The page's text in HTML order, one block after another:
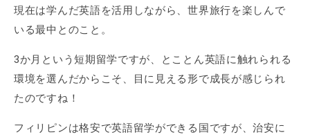
現在は学んだ英語を活用しながら、世界旅行を楽しんで
いる最中とのこと。
3か月という短期留学ですが、とことん英語に触れられる
環境を選んだからこそ、目に見える形で成長が感じられ
たのですね！
フィリピンは格安で英語留学ができる国ですが、治安に